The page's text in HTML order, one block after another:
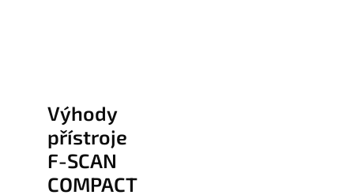
Výhody
přístroje
F-SCAN
COMPACT